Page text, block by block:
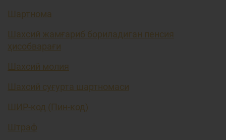
Шартнома
Шахсий жамғариб бориладиган пенсия
ҳисобварағи
Шахсий молия
Шахсий суғурта шартномаси
ШИР-код (Пин-код)
Штраф